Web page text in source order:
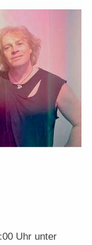
Uhr unter